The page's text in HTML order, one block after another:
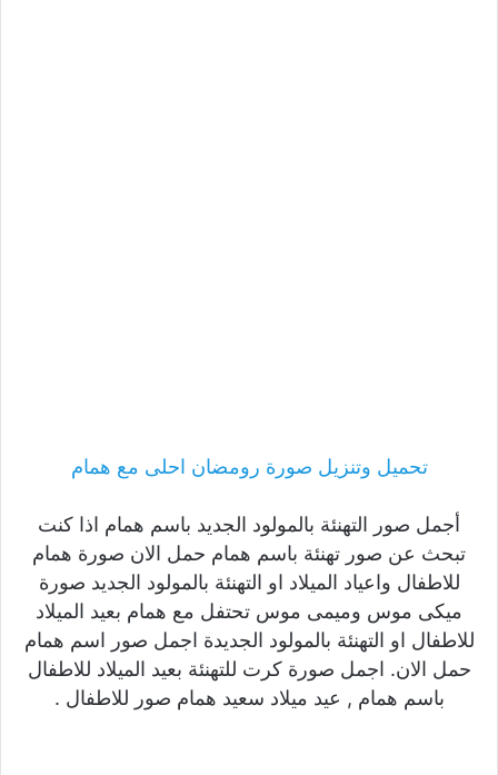
تحميل وتنزيل صورة رومضان احلى مع همام
أجمل صور التهنئة بالمولود الجديد باسم همام اذا كنت
تبحث عن صور تهنئة باسم همام حمل الان صورة همام
للاطفال واعياد الميلاد او التهنئة بالمولود الجديد صورة
ميكى موس وميمى موس تحتفل مع همام بعيد الميلاد
للاطفال او التهنئة بالمولود الجديدة اجمل صور اسم همام
حمل الان. اجمل صورة كرت للتهنئة بعيد الميلاد للاطفال
باسم همام , عيد ميلاد سعيد همام صور للاطفال .